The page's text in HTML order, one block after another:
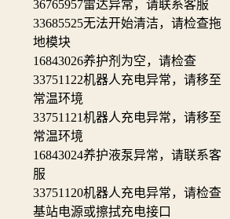
36765957雷达异常，请联系客服
33685525无法开始清洁，请检查拖
地模块
16843026养护剂为空，请检查
33751122机器人充电异常，请移至
常温环境
33751121机器人充电异常，请移至
常温环境
16843024养护液泵异常，请联系客
服
33751120机器人充电异常，请检查
基站电源或擦拭充电接口